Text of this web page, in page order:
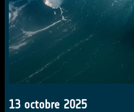
13 octobre 2025